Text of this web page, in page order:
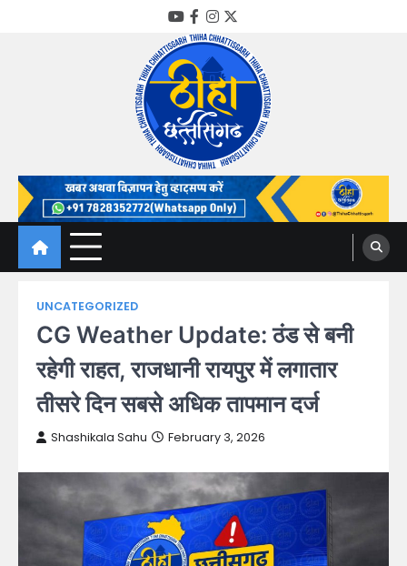
YouTube
Facebook
Instagram
Twitter
Thiha Chhattisgarh
गोठ जन-जन के
UNCATEGORIZED
CG Weather Update: ठंड से बनी
रहेगी राहत, राजधानी रायपुर में लगातार
तीसरे दिन सबसे अधिक तापमान दर्ज
Shashikala Sahu February 3, 2026